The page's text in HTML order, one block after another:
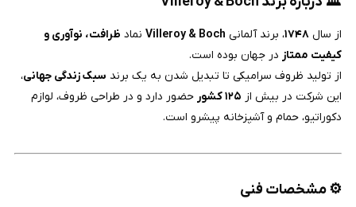
از سال ۱۷۴۸، برند آلمانی Villeroy & Bochنماد ظرافت، نوآوری و
کیفیت ممتاز در جهان بوده است.
از تولید ظروف سرامیکی تا تبدیل شدن به یک برند سبک زندگی جهانی،
این شرکت در بیش از ۱۲۵ کشور
حضور دارد و در طراحی ظروف، لوازم
دکوراتیو، حمام و آشپزخانه پیشرو است.
⚙️ مشخصات فنی